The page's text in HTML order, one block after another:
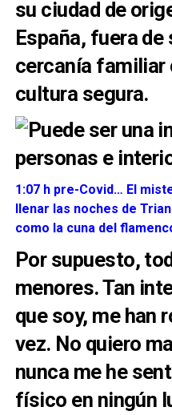
su ciudad de
España, fuera
cercanía familiar
cultura segura.
1:07 h pre-Covid… El
llenar las noches de
como la cuna del
Por supuesto,
menores. Tan
que soy, me han
vez. No quiero
nunca me he
físico en ningún